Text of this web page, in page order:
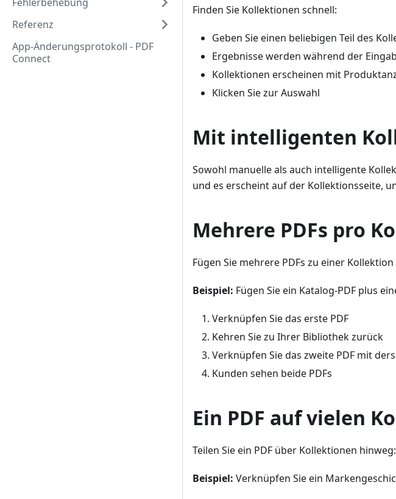
Referenz
App-Änderungsprotokoll - PDF
Connect
Finden Sie Kollektionen schnell:
Geben Sie einen beliebigen Teil des
Ergebnisse werden während der
Kollektionen erscheinen mit
Klicken Sie zur Auswahl
Mit intelligenten
Sowohl manuelle als auch intelligente
und es erscheint auf der Kollektionsseite,
Mehrere PDFs pro
Fügen Sie mehrere PDFs zu einer
Beispiel: Fügen Sie ein Katalog-PDF plus
Verknüpfen Sie das erste PDF
Kehren Sie zu Ihrer Bibliothek zurück
Verknüpfen Sie das zweite PDF mit
Kunden sehen beide PDFs
Ein PDF auf vielen
Teilen Sie ein PDF über Kollektionen hinweg:
Beispiel: Verknüpfen Sie ein